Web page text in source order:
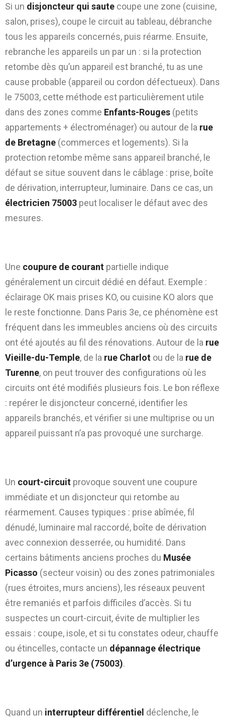
Si un disjoncteur qui saute coupe une zone (cuisine,
salon, prises), coupe le circuit au tableau, débranche
tous les appareils concernés, puis réarme. Ensuite,
rebranche les appareils un par un : si la protection
retombe dès qu’un appareil est branché, tu as une
cause probable (appareil ou cordon défectueux). Dans
le 75003, cette méthode est particulièrement utile
dans des zones comme Enfants-Rouges (petits
appartements + électroménager) ou autour de la rue
de Bretagne (commerces et logements). Si la
protection retombe même sans appareil branché, le
défaut se situe souvent dans le câblage : prise, boîte
de dérivation, interrupteur, luminaire. Dans ce cas, un
électricien 75003 peut localiser le défaut avec des
mesures.
Une coupure de courant partielle indique
généralement un circuit dédié en défaut. Exemple :
éclairage OK mais prises KO, ou cuisine KO alors que
le reste fonctionne. Dans Paris 3e, ce phénomène est
fréquent dans les immeubles anciens où des circuits
ont été ajoutés au fil des rénovations. Autour de la rue
Vieille-du-Temple, de la rue Charlot ou de la rue de
Turenne, on peut trouver des configurations où les
circuits ont été modifiés plusieurs fois. Le bon réflexe
: repérer le disjoncteur concerné, identifier les
appareils branchés, et vérifier si une multiprise ou un
appareil puissant n’a pas provoqué une surcharge.
Un court-circuit provoque souvent une coupure
immédiate et un disjoncteur qui retombe au
réarmement. Causes typiques : prise abîmée, fil
dénudé, luminaire mal raccordé, boîte de dérivation
avec connexion desserrée, ou humidité. Dans
certains bâtiments anciens proches du Musée
Picasso (secteur voisin) ou des zones patrimoniales
(rues étroites, murs anciens), les réseaux peuvent
être remaniés et parfois difficiles d’accès. Si tu
suspectes un court-circuit, évite de multiplier les
essais : coupe, isole, et si tu constates odeur, chauffe
ou étincelles, contacte un dépannage électrique
d’urgence à Paris 3e (75003).
Quand un interrupteur différentiel déclenche, le